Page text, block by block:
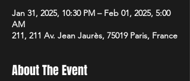
Jan 31, 2025, 10:30 PM – Feb 01, 2025, 5:00
AM
211, 211 Av. Jean Jaurès, 75019 Paris, France
About The Event